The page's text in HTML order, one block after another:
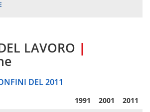
LAVORO |
DEL 2011
1991 2001 2011